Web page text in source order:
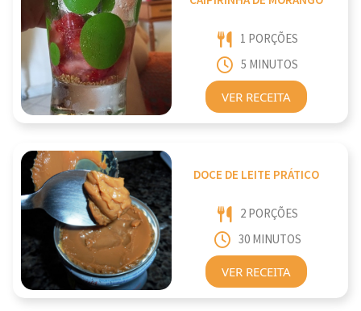
1 PORÇÕES
5 MINUTOS
VER RECEITA
DOCE DE LEITE PRÁTICO
2 PORÇÕES
30 MINUTOS
VER RECEITA